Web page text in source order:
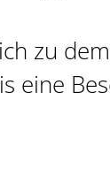
zu
eine